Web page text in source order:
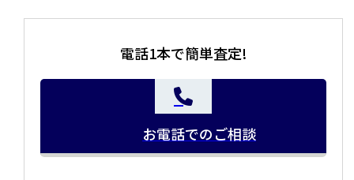
電話1本で簡単査定!
お電話でのご相談